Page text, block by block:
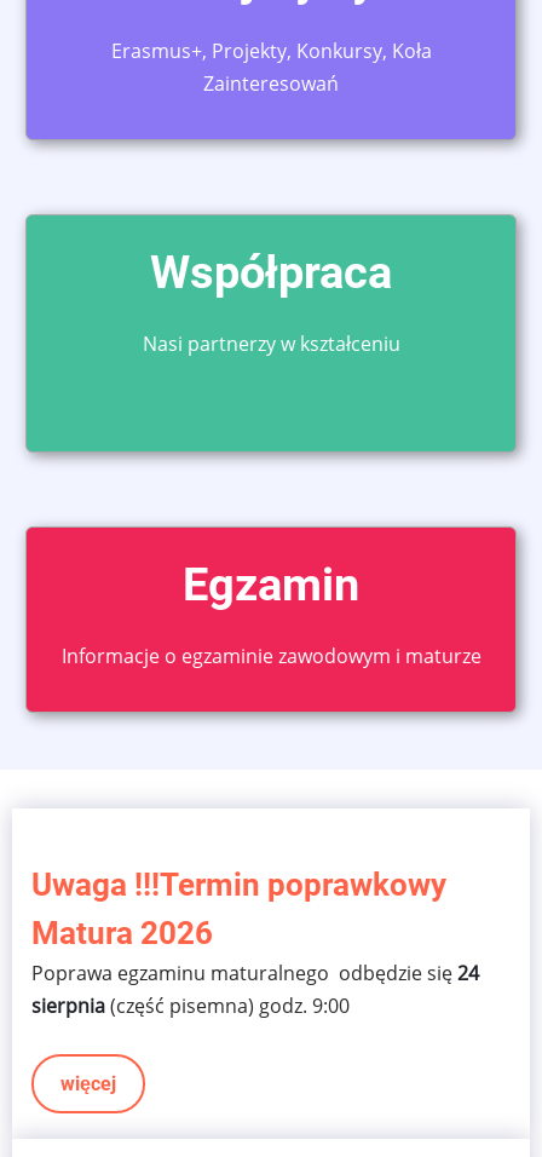
Erasmus+, Projekty, Konkursy, Koła
Zainteresowań
Współpraca
Nasi partnerzy w kształceniu
Egzamin
Informacje o egzaminie zawodowym i maturze
Uwaga !!!Termin poprawkowy
Matura 2026
Poprawa egzaminu maturalnego odbędzie się24
sierpnia(część pisemna) godz. 9:00
więcej